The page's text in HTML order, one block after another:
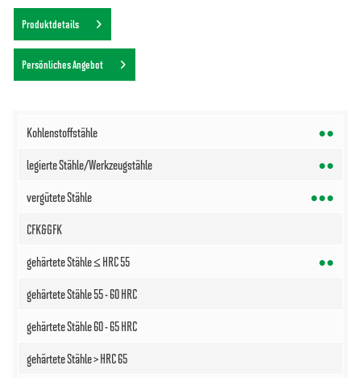
Produktdetails
Persönliches Angebot
●●
●●
●●●
●●